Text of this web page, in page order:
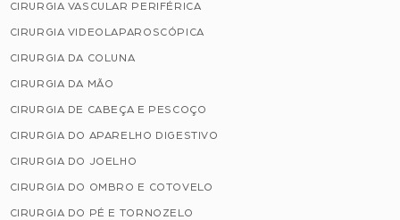
CIRURGIA VASCULAR PERIFÉRICA
CIRURGIA VIDEOLAPAROSCÓPICA
CIRURGIA DA COLUNA
CIRURGIA DA MÃO
CIRURGIA DE CABEÇA E PESCOÇO
CIRURGIA DO APARELHO DIGESTIVO
CIRURGIA DO JOELHO
CIRURGIA DO OMBRO E COTOVELO
CIRURGIA DO PÉ E TORNOZELO